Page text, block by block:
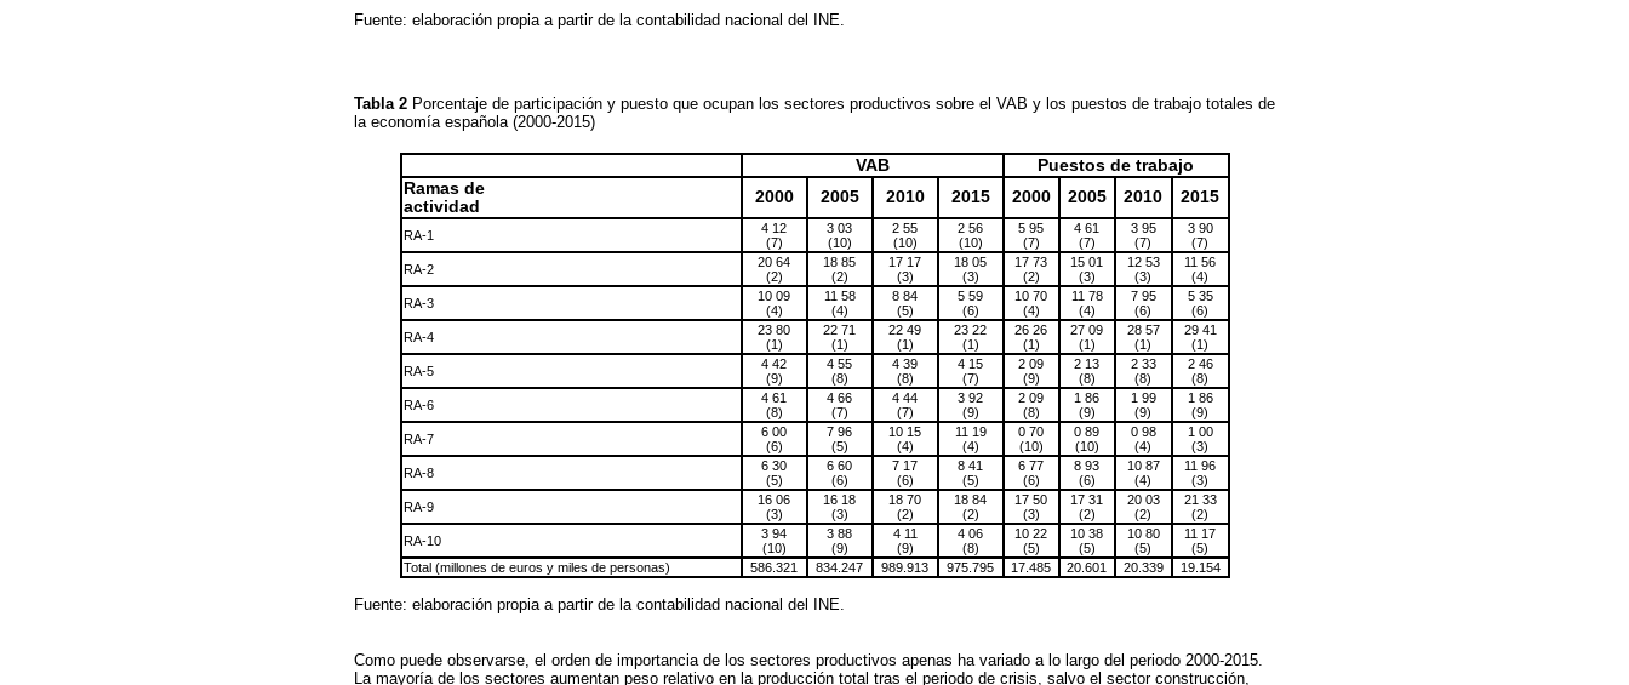
Fuente: elaboración propia a partir de la contabilidad nacional del INE.
Tabla 2 Porcentaje de participación y puesto que ocupan los sectores productivos sobre el VAB y los puestos de trabajo totales de
la economía española (2000-2015)
VAB
Puestos de trabajo
Ramas de
actividad
2000 2005 2010 2015 2000 2005 2010 2015
RA-1
4 12
(7)
3 03
(10)
2 55
(10)
2 56
(10)
5 95
(7)
4 61
(7)
3 95
(7)
3 90
(7)
RA-2
20 64
(2)
18 85
(2)
17 17
(3)
18 05
(3)
17 73
(2)
15 01
(3)
12 53
(3)
11 56
(4)
RA-3
10 09
(4)
11 58
(4)
8 84
(5)
5 59
(6)
10 70
(4)
11 78
(4)
7 95
(6)
5 35
(6)
RA-4
23 80
(1)
22 71
(1)
22 49
(1)
23 22
(1)
26 26
(1)
27 09
(1)
28 57
(1)
29 41
(1)
RA-5
4 42
(9)
4 55
(8)
4 39
(8)
4 15
(7)
2 09
(9)
2 13
(8)
2 33
(8)
2 46
(8)
RA-6
4 61
(8)
4 66
(7)
4 44
(7)
3 92
(9)
2 09
(8)
1 86
(9)
1 99
(9)
1 86
(9)
RA-7
6 00
(6)
7 96
(5)
10 15
(4)
11 19
(4)
0 70
(10)
0 89
(10)
0 98
(4)
1 00
(3)
RA-8
6 30
(5)
6 60
(6)
7 17
(6)
8 41
(5)
6 77
(6)
8 93
(6)
10 87
(4)
11 96
(3)
RA-9
16 06
(3)
16 18
(3)
18 70
(2)
18 84
(2)
17 50
(3)
17 31
(2)
20 03
(2)
21 33
(2)
RA-10
3 94
(10)
3 88
(9)
4 11
(9)
4 06
(8)
10 22
(5)
10 38
(5)
10 80
(5)
11 17
(5)
Total (millones de euros y miles de personas)
586.321 834.247 989.913 975.795 17.485 20.601 20.339 19.154
Fuente: elaboración propia a partir de la contabilidad nacional del INE.
Como puede observarse, el orden de importancia de los sectores productivos apenas ha variado a lo largo del periodo 2000-2015.
La mayoría de los sectores aumentan peso relativo en la producción total tras el periodo de crisis, salvo el sector construcción,